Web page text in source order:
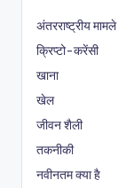
अंतरराष्ट्रीय मामले
क्रिप्टो-करेंसी
खाना
खेल
जीवन शैली
तकनीकी
नवीनतम क्या है